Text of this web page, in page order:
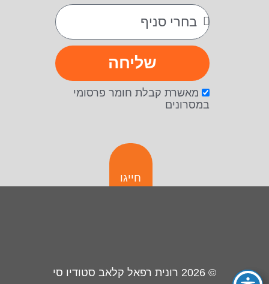
מאשרת קבלת חומר פרסומי
במסרונים
שליחה
חייגו
© 2026 רונית רפאל קלאב סטודיו סי